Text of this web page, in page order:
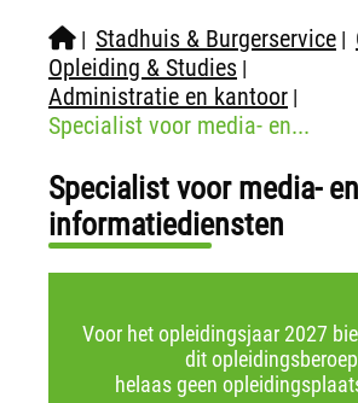
| Stadhuis & Burgerservice |
Opleiding & Studies |
Administratie en kantoor |
Specialist voor media- en...
Specialist voor media- en
informatiediensten
Voor het opleidingsjaar 2027
dit opleidingsberoep
helaas geen